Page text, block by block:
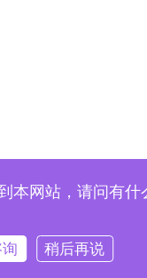
已阅读并同意《格兰德官网
本网站，请问有什
稍后再说